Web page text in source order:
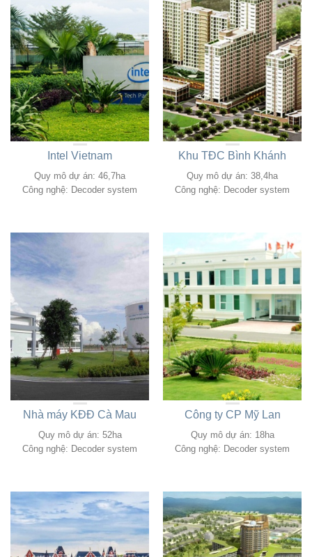
Intel Vietnam
Quy mô dự án: 46,7ha
Công nghệ: Decoder system
Khu TĐC Bình Khánh
Quy mô dự án: 38,4ha
Công nghệ: Decoder system
Nhà máy KĐĐ Cà Mau
Quy mô dự án: 52ha
Công nghệ: Decoder system
Công ty CP Mỹ Lan
Quy mô dự án: 18ha
Công nghệ: Decoder system